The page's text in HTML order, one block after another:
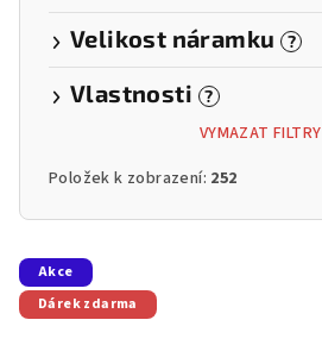
Velikost náramku ?
Vlastnosti ?
VYMAZAT FILTRY
Položek k zobrazení: 252
V
ý
p
Akce
Dárek zdarma